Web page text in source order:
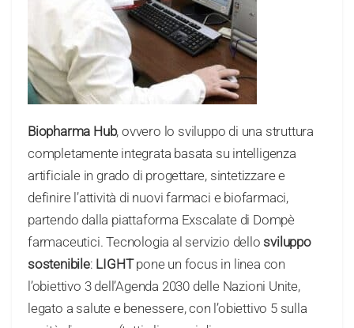
Biopharma Hub, ovvero lo sviluppo di una struttura
completamente integrata basata su intelligenza
artificiale in grado di progettare, sintetizzare e
definire l’attività di nuovi farmaci e biofarmaci,
partendo dalla piattaforma Exscalate di Dompè
farmaceutici. Tecnologia al servizio dello sviluppo
sostenibile: LIGHTpone un focus in linea con
l’obiettivo 3 dell’Agenda 2030 delle Nazioni Unite,
legato a salute e benessere, con l’obiettivo 5 sulla